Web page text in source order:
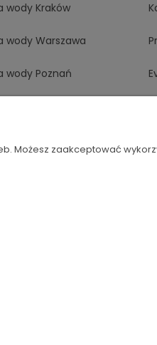
wody Kraków
wody Warszawa
wody Poznań
Możesz zaakceptować